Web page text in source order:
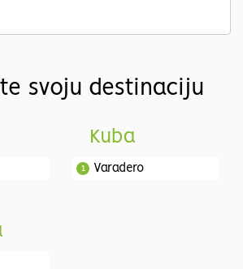
svoju destinaciju
Kuba
Varadero
1